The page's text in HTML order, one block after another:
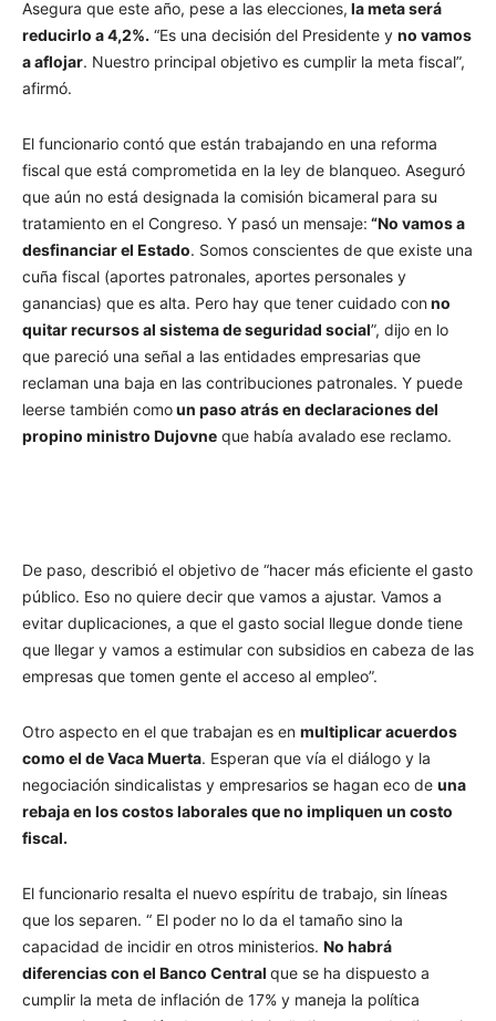
Asegura que este año, pese a las elecciones, la meta será
reducirlo a 4,2%. “Es una decisión del Presidente y no vamos
a aflojar. Nuestro principal objetivo es cumplir la meta fiscal”,
afirmó.
El funcionario contó que están trabajando en una reforma
fiscal que está comprometida en la ley de blanqueo. Aseguró
que aún no está designada la comisión bicameral para su
tratamiento en el Congreso. Y pasó un mensaje: “No vamos a
desfinanciar el Estado. Somos conscientes de que existe una
cuña fiscal (aportes patronales, aportes personales y
ganancias) que es alta. Pero hay que tener cuidado conno
quitar recursos al sistema de seguridad social”, dijo en lo
que pareció una señal a las entidades empresarias que
reclaman una baja en las contribuciones patronales. Y puede
leerse también comoun paso atrás en declaraciones del
propino ministro Dujovne que había avalado ese reclamo.
De paso, describió el objetivo de “hacer más eficiente el gasto
público. Eso no quiere decir que vamos a ajustar. Vamos a
evitar duplicaciones, a que el gasto social llegue donde tiene
que llegar y vamos a estimular con subsidios en cabeza de las
empresas que tomen gente el acceso al empleo”.
Otro aspecto en el que trabajan es en multiplicar acuerdos
como el de Vaca Muerta. Esperan que vía el diálogo y la
negociación sindicalistas y empresarios se hagan eco de una
rebaja en los costos laborales que no impliquen un costo
fiscal.
El funcionario resalta el nuevo espíritu de trabajo, sin líneas
que los separen. “ El poder no lo da el tamaño sino la
capacidad de incidir en otros ministerios. No habrá
diferencias con el Banco Central que se ha dispuesto a
cumplir la meta de inflación de 17% y maneja la política